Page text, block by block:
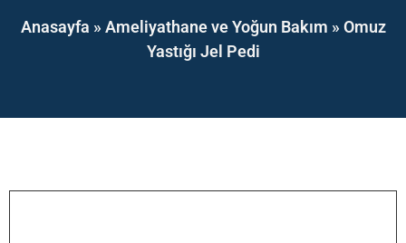
Anasayfa » Ameliyathane ve Yoğun Bakım » Omuz
Yastığı Jel Pedi